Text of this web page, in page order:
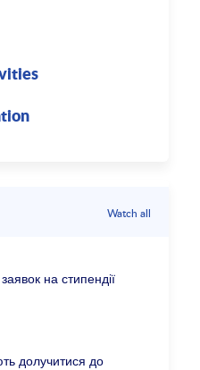
Watch all
на стипендії
долучитися до